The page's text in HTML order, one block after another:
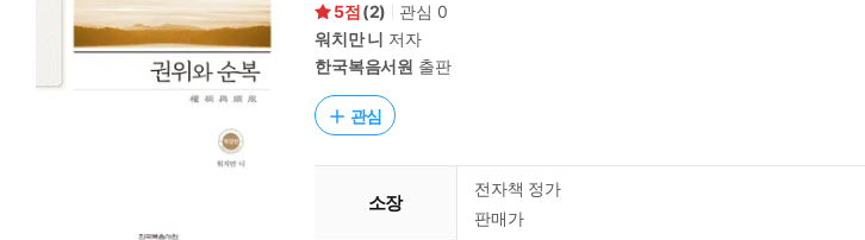
5 (2) 관심 0
워치만 니 저자
한국복음서원 출판
관심
소장
전자책 정가
판매가